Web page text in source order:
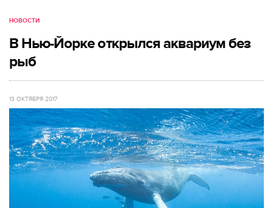
НОВОСТИ
В Нью-Йорке открылся аквариум без
рыб
13 ОКТЯБРЯ 2017